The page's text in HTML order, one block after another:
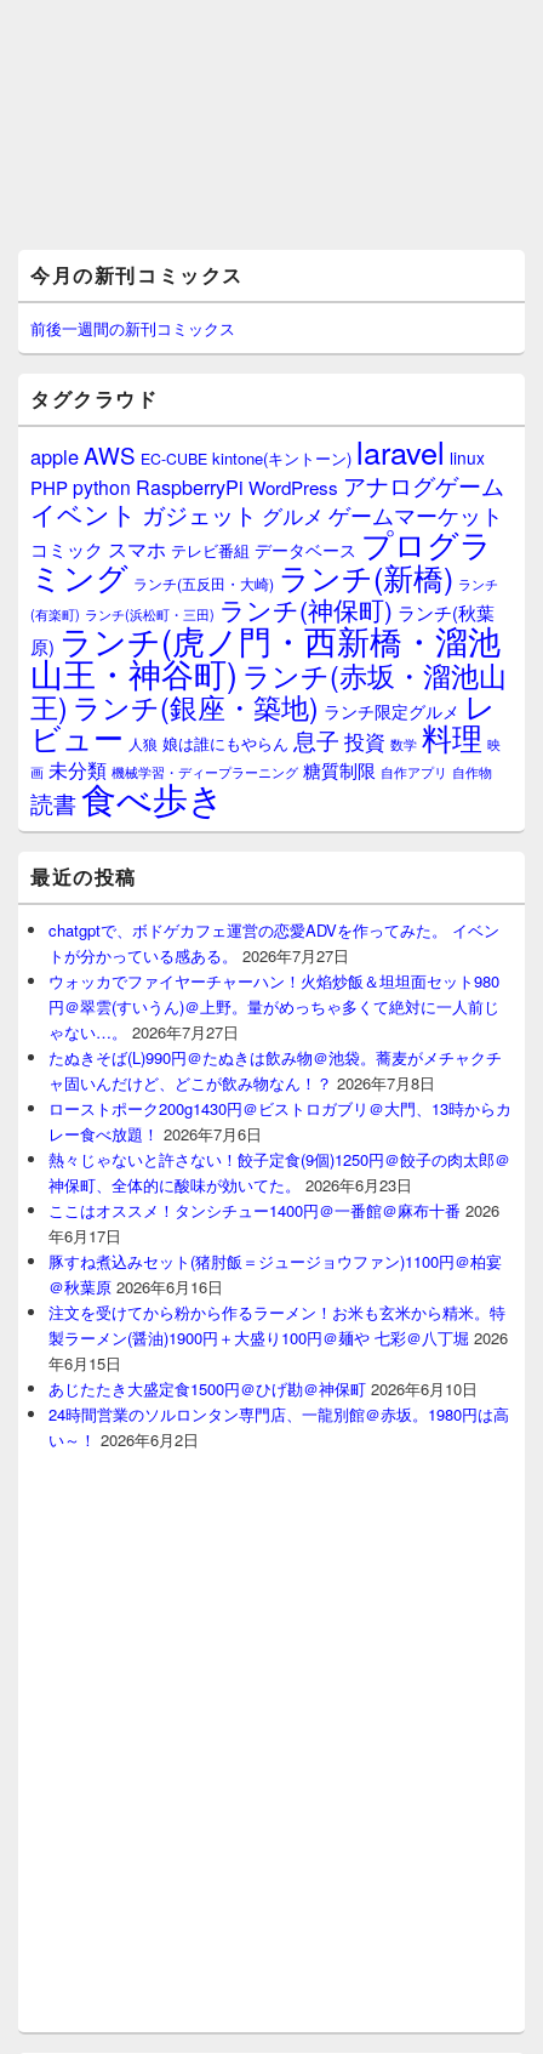
イ
ン
サ
イ
ウ
ィ
ジ
ェ
ア
今月の新刊コミックス
前後一週間の新刊コミックス
タグクラウド
appleAWS EC-CUBE kintone(キントーン) laravel linux
PHPpython RaspberryPi WordPress アナログゲーム
イベント ガジェット グルメ ゲームマーケット
コミック スマホ テレビ番組 データベース プログラ
ミング ランチ(五反田・大崎) ランチ(新橋) ランチ
(有楽町) ランチ(浜松町・三田) ランチ(神保町) ランチ(秋葉
原) ランチ(虎ノ門・西新橋・溜池
山王・神谷町) ランチ(赤坂・溜池山
王) ランチ(銀座・築地) ランチ限定グルメ レ
ビュー 人狼 娘は誰にもやらん 息子 投資 数学 料理 映
画 未分類 機械学習・ディープラーニング 糖質制限 自作アプリ 自作物
読書食べ歩き
最近の投稿
chatgptで、ボドゲカフェ運営の恋愛ADVを作ってみた。 イベン
トが分かっている感ある。
2026年7月27日
ウォッカでファイヤーチャーハン！火焰炒飯＆坦坦面セット980
円＠翠雲(すいうん)＠上野。量がめっちゃ多くて絶対に一人前じ
ゃない…。
2026年7月27日
たぬきそば(L)990円＠たぬきは飲み物＠池袋。蕎麦がメチャクチ
ャ固いんだけど、どこが飲み物なん！？ 2026年7月8日
ローストポーク200g1430円＠ビストロガブリ＠大門、13時からカ
レー食べ放題！ 2026年7月6日
熱々じゃないと許さない！餃子定食(9個)1250円＠餃子の肉太郎＠
神保町、全体的に酸味が効いてた。
2026年6月23日
ここはオススメ！タンシチュー1400円＠一番館＠麻布十番 2026
年6月17日
豚すね煮込みセット(猪肘飯＝ジュージョウファン)1100円＠柏宴
＠秋葉原 2026年6月16日
注文を受けてから粉から作るラーメン！お米も玄米から精米。特
製ラーメン(醤油)1900円＋大盛り100円＠麺や 七彩＠八丁堀 2026
年6月15日
あじたたき大盛定食1500円＠ひげ勘＠神保町 2026年6月10日
24時間営業のソルロンタン専門店、一龍別館＠赤坂。1980円は高
い～！ 2026年6月2日